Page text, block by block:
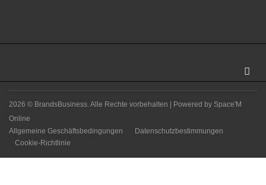
2026 © BrandsBusiness. Alle Rechte vorbehalten | Powered by Space'M
Online
Allgemeine Geschäftsbedingungen
Datenschutzbestimmungen
Cookie-Richtlinie